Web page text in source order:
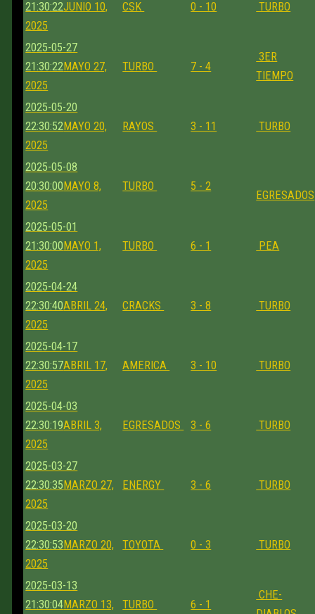
21:30:22JUNIO 10,
2025
CSK 0 - 10 TURBO
2025-05-27
21:30:22MAYO 27,
2025
TURBO 7 - 4
3ER
TIEMPO
2025-05-20
22:30:52MAYO 20,
2025
RAYOS 3 - 11 TURBO
2025-05-08
20:30:00 MAYO 8,
2025
TURBO 5 - 2
EGRESADOS
2025-05-01
21:30:00 MAYO 1,
2025
TURBO 6 - 1 PEA
2025-04-24
22:30:40ABRIL 24,
2025
CRACKS 3 - 8 TURBO
2025-04-17
22:30:57ABRIL 17,
2025
AMERICA 3 - 10 TURBO
2025-04-03
22:30:19ABRIL 3,
2025
EGRESADOS 3 - 6 TURBO
2025-03-27
22:30:35 MARZO 27,
2025
ENERGY 3 - 6 TURBO
2025-03-20
22:30:53 MARZO 20,
2025
TOYOTA 0 - 3 TURBO
2025-03-13
21:30:04MARZO 13, TURBO 6 - 1
CHE-